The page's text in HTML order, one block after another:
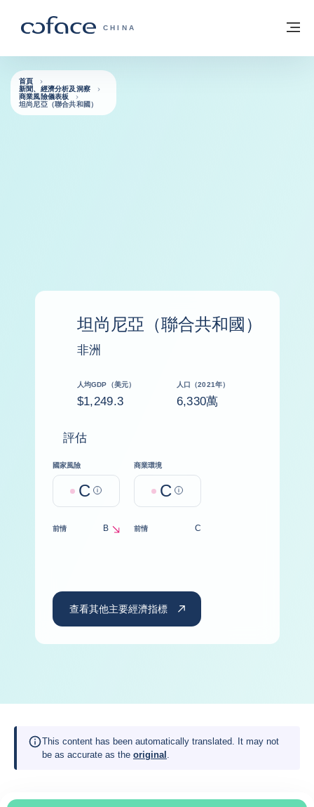
科法斯：攜手共創安全貿易 - 首頁
CHINA
返回首頁
首頁
新聞、經濟分析及洞察
商業風險儀表板
坦尚尼亞（聯合共和國）
坦尚尼亞（聯合共和國）
非洲
人均GDP（美元）
$1,249.3
人口（2021年）
6,330萬
評估
國家風險
C Help
商業環境
C Help
前情 B
decrease前情 C
查看其他主要經濟指標
This content has been automatically translated. It may not
be as accurate as the original .